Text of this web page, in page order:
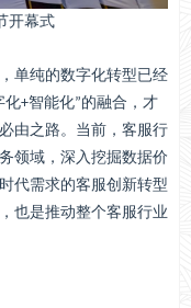
开幕式
纯的数字化转型已经
+智能化”的融合，才
由之路。当前，客服行
领域，深入挖掘数据价
代需求的客服创新转型
也是推动整个客服行业